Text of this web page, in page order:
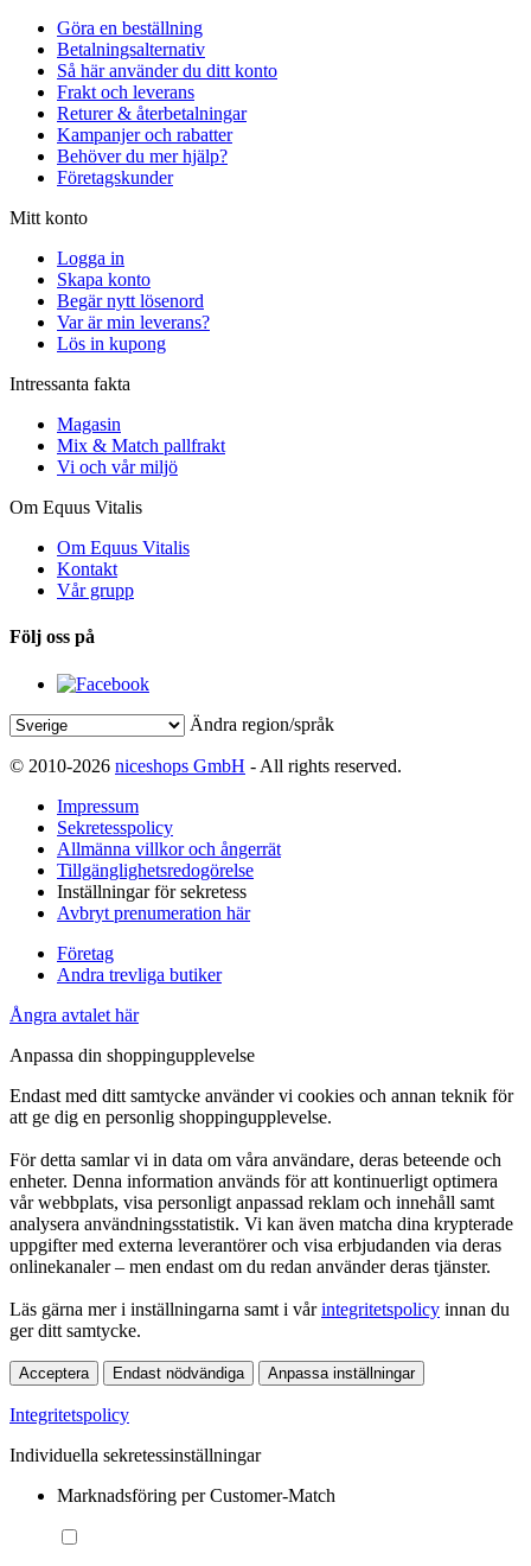
Göra en beställning
Betalningsalternativ
Så här använder du ditt konto
Frakt och leverans
Returer & återbetalningar
Kampanjer och rabatter
Behöver du mer hjälp?
Företagskunder
Mitt konto
Logga in
Skapa konto
Begär nytt lösenord
Var är min leverans?
Lös in kupong
Intressanta fakta
Magasin
Mix & Match pallfrakt
Vi och vår miljö
Om Equus Vitalis
Om Equus Vitalis
Kontakt
Vår grupp
Följ oss på
Ändra region/språk
© 2010-2026 niceshops GmbH - All rights reserved.
Impressum
Sekretesspolicy
Allmänna villkor och ångerrät
Tillgänglighetsredogörelse
Inställningar för sekretess
Avbryt prenumeration här
Företag
Andra trevliga butiker
Ångra avtalet här
Anpassa din shoppingupplevelse
Endast med ditt samtycke använder vi cookies och annan teknik för
att ge dig en personlig shoppingupplevelse.
För detta samlar vi in data om våra användare, deras beteende och
enheter. Denna information används för att kontinuerligt optimera
vår webbplats, visa personligt anpassad reklam och innehåll samt
analysera användningsstatistik. Vi kan även matcha dina krypterade
uppgifter med externa leverantörer och visa erbjudanden via deras
onlinekanaler – men endast om du redan använder deras tjänster.
Läs gärna mer i inställningarna samt i vårintegritetspolicy innan du
ger ditt samtycke.
Acceptera Endast nödvändiga Anpassa inställningar
Integritetspolicy
Individuella sekretessinställningar
Marknadsföring per Customer-Match